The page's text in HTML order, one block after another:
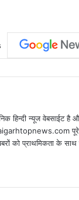
न्यूज वेबसाईट है और
पूरे
को प्राथमिकता के साथ